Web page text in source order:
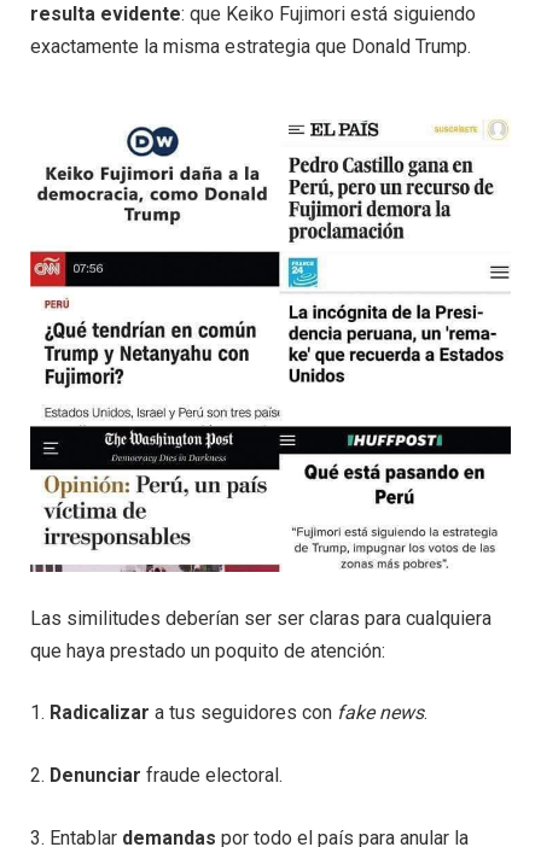
resulta evidente: que Keiko Fujimori está siguiendo
exactamente la misma estrategia que Donald Trump.
Las similitudes deberían ser ser claras para cualquiera
que haya prestado un poquito de atención:
1. Radicalizar a tus seguidores con fake news.
2. Denunciar fraude electoral.
3. Entablar demandas por todo el país para anular la